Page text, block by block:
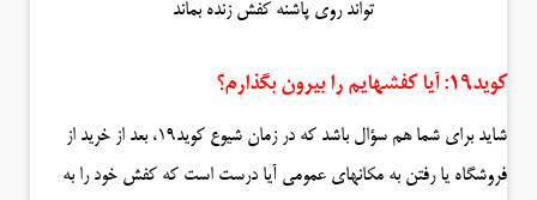
تواند روی پاشنه کفش زنده بماند
کوید۱۹: آیا کفشهایم را بیرون بگذارم؟
شاید برای شما هم سؤال باشد که در زمان شیوع کوید۱۹، بعد از خرید از
فروشگاه یا رفتن به مکانهای عمومی آیا درست است که کفش خود را به